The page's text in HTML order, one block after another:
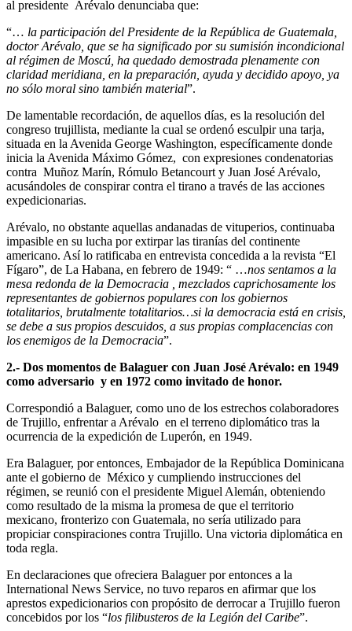
al presidente Arévalo denunciaba que:
“… la participación del Presidente de la República de Guatemala,
doctor Arévalo, que se ha significado por su sumisión incondicional
al régimen de Moscú, ha quedado demostrada plenamente con
claridad meridiana, en la preparación, ayuda y decidido apoyo, ya
no sólo moral sino también material”.
De lamentable recordación, de aquellos días, es la resolución del
congreso trujillista, mediante la cual se ordenó esculpir una tarja,
situada en la Avenida George Washington, específicamente donde
inicia la Avenida Máximo Gómez, con expresiones condenatorias
contra Muñoz Marín, Rómulo Betancourt y Juan José Arévalo,
acusándoles de conspirar contra el tirano a través de las acciones
expedicionarias.
Arévalo, no obstante aquellas andanadas de vituperios, continuaba
impasible en su lucha por extirpar las tiranías del continente
americano. Así lo ratificaba en entrevista concedida a la revista “El
Fígaro”, de La Habana, en febrero de 1949: “ …nos sentamos a la
mesa redonda de la Democracia , mezclados caprichosamente los
representantes de gobiernos populares con los gobiernos
totalitarios, brutalmente totalitarios…si la democracia está en crisis,
se debe a sus propios descuidos, a sus propias complacencias con
los enemigos de la Democracia”.
2.- Dos momentos de Balaguer con Juan José Arévalo: en 1949
como adversario y en 1972 como invitado de honor.
Correspondió a Balaguer, como uno de los estrechos colaboradores
de Trujillo, enfrentar a Arévalo en el terreno diplomático tras la
ocurrencia de la expedición de Luperón, en 1949.
Era Balaguer, por entonces, Embajador de la República Dominicana
ante el gobierno de México y cumpliendo instrucciones del
régimen, se reunió con el presidente Miguel Alemán, obteniendo
como resultado de la misma la promesa de que el territorio
mexicano, fronterizo con Guatemala, no sería utilizado para
propiciar conspiraciones contra Trujillo. Una victoria diplomática en
toda regla.
En declaraciones que ofreciera Balaguer por entonces a la
International News Service, no tuvo reparos en afirmar que los
aprestos expedicionarios con propósito de derrocar a Trujillo fueron
concebidos por los “los filibusteros de la Legión del Caribe”.